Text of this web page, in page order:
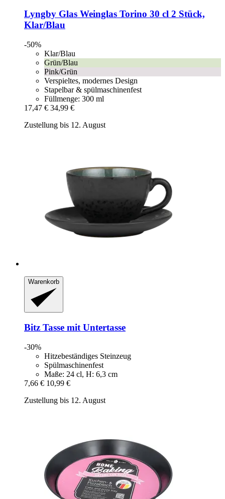
Lyngby Glas Weinglas Torino 30 cl 2 Stück,
Klar/Blau
-50%
Klar/Blau
Grün/Blau
Pink/Grün
Verspieltes, modernes Design
Stapelbar & spülmaschinenfest
Füllmenge: 300 ml
17,47 € 34,99 €
Zustellung bis 12. August
Warenkorb
Bitz Tasse mit Untertasse
-30%
Hitzebeständiges Steinzeug
Spülmaschinenfest
Maße: 24 cl, H: 6,3 cm
7,66 € 10,99 €
Zustellung bis 12. August